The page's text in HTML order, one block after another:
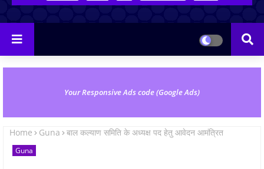
Your Responsive Ads code (Google Ads)
Home Guna बाल कल्याण समिति के अध्यक्ष पद हेतु आवेदन आमंत्रित
Guna